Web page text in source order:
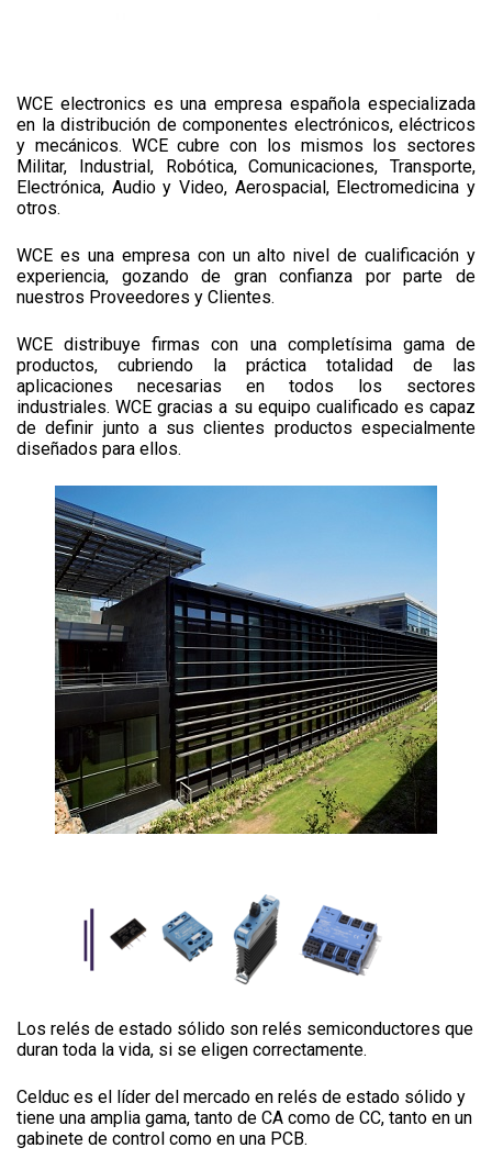
WCE electronics es una empresa española especializada
en la distribución de componentes electrónicos, eléctricos
y mecánicos. WCE cubre con los mismos los sectores
Militar, Industrial, Robótica, Comunicaciones, Transporte,
Electrónica, Audio y Video, Aerospacial, Electromedicina y
otros.
WCE es una empresa con un alto nivel de cualificación y
experiencia, gozando de gran confianza por parte de
nuestros Proveedores y Clientes.
WCE distribuye firmas con una completísima gama de
productos, cubriendo la práctica totalidad de las
aplicaciones necesarias en todos los sectores
industriales. WCE gracias a su equipo cualificado es capaz
de definir junto a sus clientes productos especialmente
diseñados para ellos.
Los relés de estado sólido son relés semiconductores que
duran toda la vida, si se eligen correctamente.
Celduc es el líder del mercado en relés de estado sólido y
tiene una amplia gama, tanto de CA como de CC, tanto en un
gabinete de control como en una PCB.